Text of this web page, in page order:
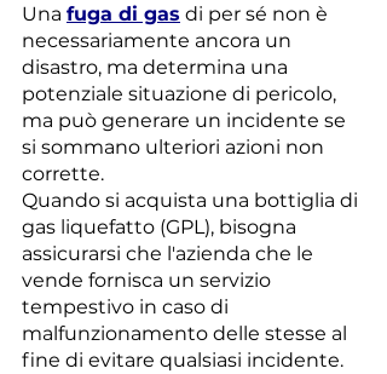
Una fuga di gas di per sé non è
necessariamente ancora un
disastro, ma determina una
potenziale situazione di pericolo,
ma può generare un incidente se
si sommano ulteriori azioni non
corrette.
Quando si acquista una bottiglia di
gas liquefatto (GPL), bisogna
assicurarsi che l'azienda che le
vende fornisca un servizio
tempestivo in caso di
malfunzionamento delle stesse al
fine di evitare qualsiasi incidente.